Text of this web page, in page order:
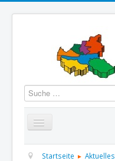
Suchen
Startseite Über uns
Startseite Aktuelles